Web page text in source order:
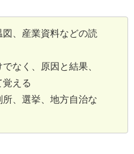
、産業資料などの読
なく、原因と結果、
覚える
所、選挙、地方自治な